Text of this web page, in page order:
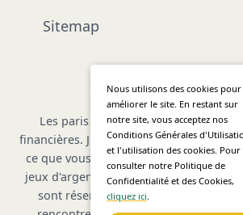
Sitemap
Les paris sportifs comportent des
financières. Jouez de manière
ce que vous pouvez vous permettre de
jeux d'argent est dangereux. En
sont réservés aux personnes
Nous utilisons des cookies pour
améliorer le site. En restant sur
notre site, vous acceptez nos
Conditions Générales
et l'utilisation des cookies. Pour
consulter notre Politique de
Confidentialité et des Cookies,
cliquez ici.